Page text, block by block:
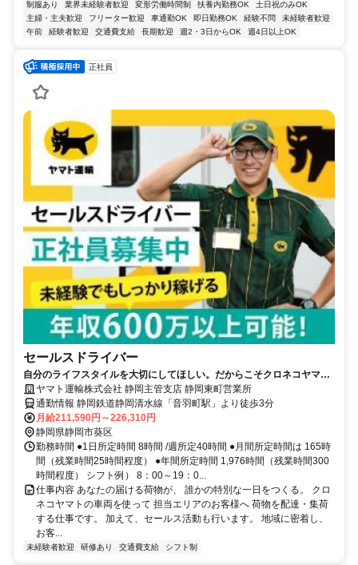
制服あり 業界未経験者歓迎 変形労働時間制 扶養内勤務OK
土日祝のみOK
主婦・主夫歓迎
フリーター歓迎 車通勤OK 即日勤務OK 経験不問
未経験者歓迎
午前
経験者歓迎 交通費支給 長期歓迎 週2・3日からOK 週4日以上OK
正社員
セールスドライバー
自分のライフスタイルを大切にしてほしい。だからこそクロネコヤマト
は収入も休日も充実
ヤマト運輸株式会社 静岡主管支店 静岡東町営業所
通勤情報 静岡鉄道静岡清水線「音羽町駅」より徒歩3分
月給211,590円～226,310円
静岡県静岡市葵区
勤務時間 ●1日所定時間 8時間 /週所定40時間 ●月間所定時間は 165時
間（残業時間25時間程度） ●年間所定時間 1,976時間（残業時間300
時間程度） シフト例） 8：00～19：0...
仕事内容 あなたの届ける荷物が、 誰かの特別な一日をつくる。 クロ
ネコヤマトの車両を使って 担当エリアのお客様へ 荷物を配達・集荷
する仕事です。 加えて、セールス活動も行います。 地域に密着し、
お客...
未経験者歓迎 研修あり 交通費支給 シフト制